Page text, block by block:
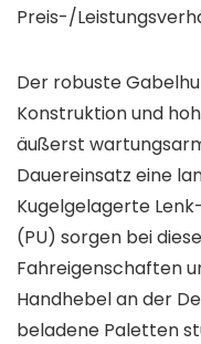
Preis-/
Der robuste
Konstruktion und
äußerst
Dauereinsatz eine
Kugelgelagerte
(PU) sorgen bei
Fahreigenschaften
Handhebel an der
beladene Paletten